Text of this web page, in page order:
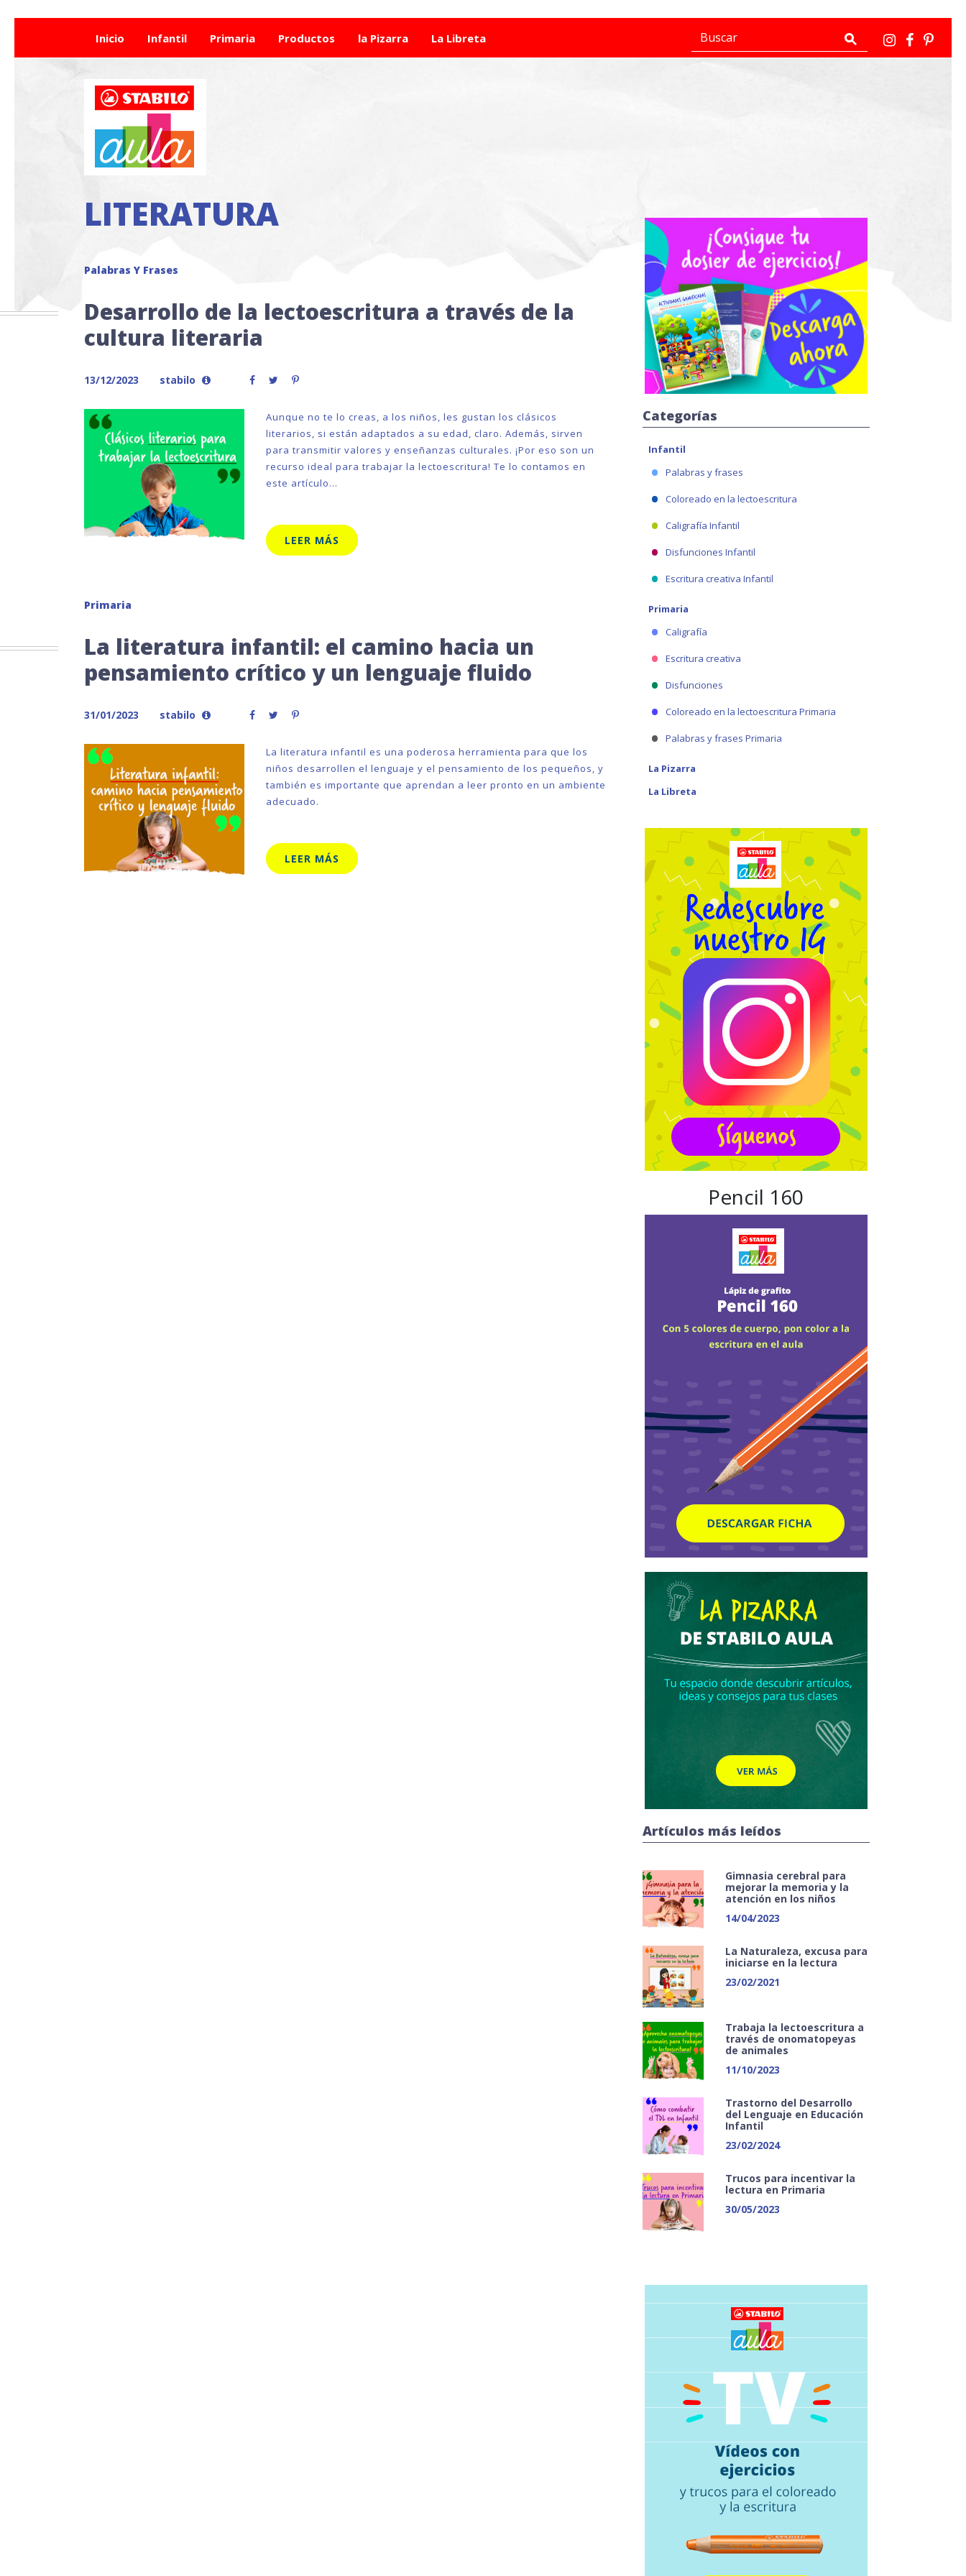
Inicio Infantil Primaria Productos la Pizarra La Libreta
LITERATURA
Palabras Y Frases
Desarrollo de la lectoescritura a través de la
cultura literaria
13/12/2023 stabilo
Aunque no te lo creas, a los niños, les gustan los clásicos
literarios, si están adaptados a su edad, claro. Además, sirven
para transmitir valores y enseñanzas culturales. ¡Por eso son un
recurso ideal para trabajar la lectoescritura! Te lo contamos en
este artículo…
LEER MÁS
Primaria
La literatura infantil: el camino hacia un
pensamiento crítico y un lenguaje fluido
31/01/2023 stabilo
La literatura infantil es una poderosa herramienta para que los
niños desarrollen el lenguaje y el pensamiento de los pequeños, y
también es importante que aprendan a leer pronto en un ambiente
adecuado.
LEER MÁS
Categorías
Infantil
Palabras y frases
Coloreado en la lectoescritura
Caligrafía Infantil
Disfunciones Infantil
Escritura creativa Infantil
Primaria
Caligrafía
Escritura creativa
Disfunciones
Coloreado en la lectoescritura Primaria
Palabras y frases Primaria
La Pizarra
La Libreta
Pencil 160
Artículos más leídos
Gimnasia cerebral para
mejorar la memoria y la
atención en los niños
14/04/2023
La Naturaleza, excusa para
iniciarse en la lectura
23/02/2021
Trabaja la lectoescritura a
través de onomatopeyas
de animales
11/10/2023
Trastorno del Desarrollo
del Lenguaje en Educación
Infantil
23/02/2024
Trucos para incentivar la
lectura en Primaria
30/05/2023